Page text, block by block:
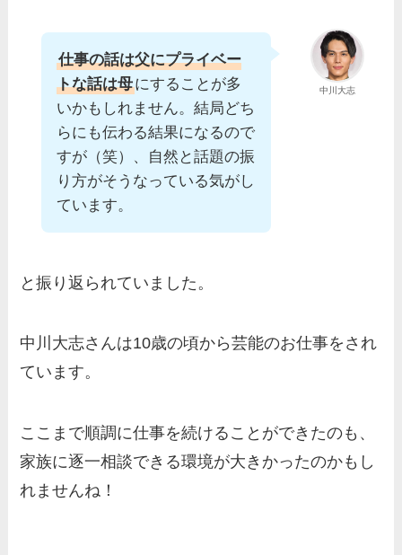
中川大志
仕事の話は父にプライベー
トな話は母にすることが多
いかもしれません。結局どち
らにも伝わる結果になるので
すが（笑）、自然と話題の振
り方がそうなっている気がし
ています。
と振り返られていました。
中川大志さんは10歳の頃から芸能のお仕事をされ
ています。
ここまで順調に仕事を続けることができたのも、
家族に逐一相談できる環境が大きかったのかもし
れませんね！